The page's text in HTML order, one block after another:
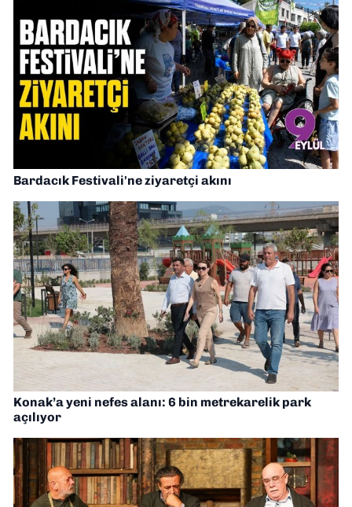
Bardacık Festivali'ne ziyaretçi akını
Konak’a yeni nefes alanı: 6 bin metrekarelik park
açılıyor